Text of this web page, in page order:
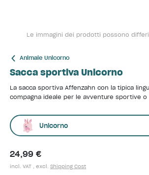
Le immagini dei prodotti possono
Animale Unicorno
Sacca sportiva Unicorno
La sacca sportiva Affenzahn con la tipica
compagna ideale per le avventure sportive o
Unicorno
24,99 €
incl. VAT , excl. Shipping Cost